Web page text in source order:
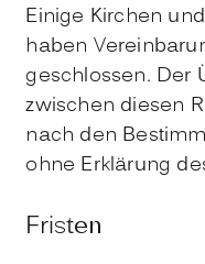
Einige Kirchen
haben
geschlossen. Der
zwischen diesen
nach den
ohne Erklärung
Fristen